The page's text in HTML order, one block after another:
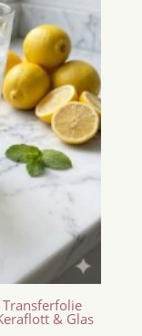
Transferfolie
& Glas